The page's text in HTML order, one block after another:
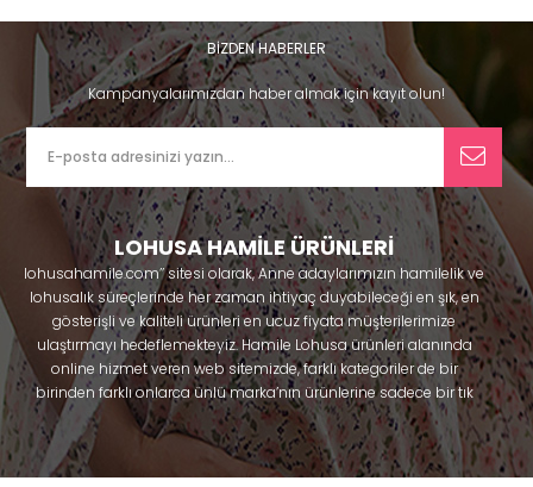
BİZDEN HABERLER
Kampanyalarımızdan haber almak için kayıt olun!
LOHUSA HAMİLE ÜRÜNLERİ
lohusahamile.com’’ sitesi olarak, Anne adaylarımızın hamilelik ve
lohusalık süreçlerinde her zaman ihtiyaç duyabileceği en şık, en
gösterişli ve kaliteli ürünleri en ucuz fiyata müşterilerimize
ulaştırmayı hedeflemekteyiz. Hamile Lohusa ürünleri alanında
online hizmet veren web sitemizde, farklı kategoriler de bir
birinden farklı onlarca ünlü marka’nın ürünlerine sadece bir tık
uzaklıkta olacaksınız. Hem hamilelik öncesi hem doğum sonrası
kullanabileceğiniz ürünler ile gebelik döneminizi huzur içinde
geçirmenize yardımcı olmaya çalışmaktayız. Annelerimizin